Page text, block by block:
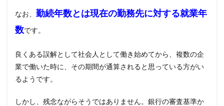
なお、 勤続年数とは現在の勤務先に対する就業年
数です。
良くある誤解として社会人として働き始めてから、複数の企
業で働いた時に、その期間が通算されると思っている方がい
るようです。
しかし、残念ながらそうではありません。銀行の審査基準か